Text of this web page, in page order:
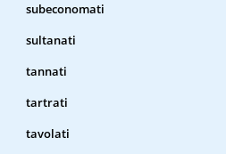
subeconomati
sultanati
tannati
tartrati
tavolati